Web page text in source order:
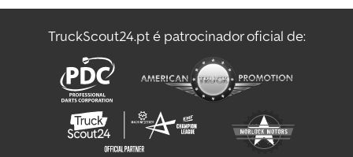
TruckScout24.pt é patrocinador oficial de: